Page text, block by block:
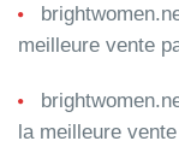
meilleure vente
la meilleure